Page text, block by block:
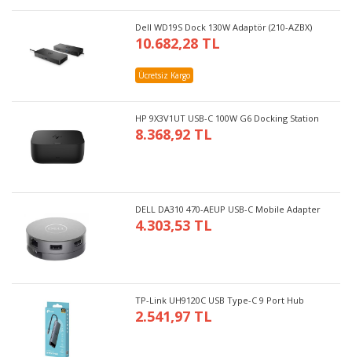
Dell WD19S Dock 130W Adaptör (210-AZBX)
10.682,28 TL
Ücretsiz Kargo
HP 9X3V1UT USB-C 100W G6 Docking Station
8.368,92 TL
DELL DA310 470-AEUP USB-C Mobile Adapter
4.303,53 TL
TP-Link UH9120C USB Type-C 9 Port Hub
2.541,97 TL